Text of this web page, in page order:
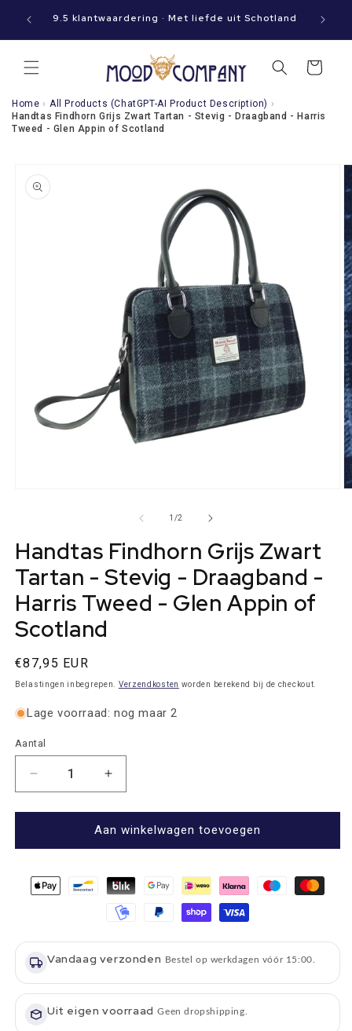
naar de
jouw 9.5 klantwaardering · Met liefde uit Schotland
Winkelwagen
Home › All Products (ChatGPT-AI Product Description) ›
Handtas Findhorn Grijs Zwart Tartan - Stevig - Draagband - Harris
Tweed - Glen Appin of Scotland
1 /van
2
Handtas Findhorn Grijs Zwart
Tartan - Stevig - Draagband -
Harris Tweed - Glen Appin of
Scotland
Normale
prijs
€87,95 EUR
Belastingen inbegrepen. Verzendkosten worden berekend bij de checkout.
Lage voorraad: nog maar 2
Aantal
Aantal
Aantal
verlagen
voor
Findhorn
Zwart
Tartan
-
Draagband
Harris
Tweed
Aantal
verhogen
voor
Handtas
Findhorn
Zwart
Tartan
-
Draagband
Harris
Tweed
Aan winkelwagen toevoegen
Vandaag verzonden Bestel op werkdagen vóór 15:00.
Uit eigen voorraad Geen dropshipping.